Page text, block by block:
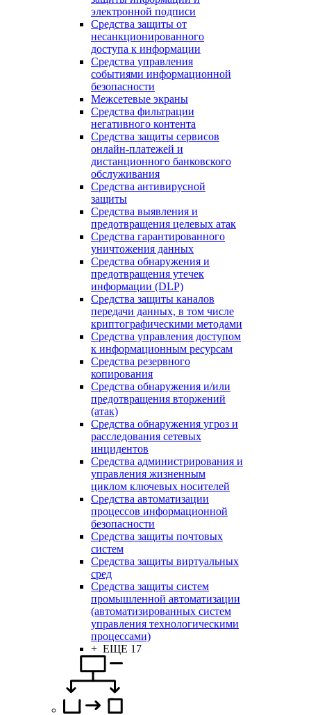
электронной подписи
Средства защиты от
несанкционированного
доступа к информации
Средства управления
событиями информационной
безопасности
Межсетевые экраны
Средства фильтрации
негативного контента
Средства защиты сервисов
онлайн-платежей и
дистанционного банковского
обслуживания
Средства антивирусной
защиты
Средства выявления и
предотвращения целевых атак
Средства гарантированного
уничтожения данных
Средства обнаружения и
предотвращения утечек
информации (DLP)
Средства защиты каналов
передачи данных, в том числе
криптографическими методами
Средства управления доступом
к информационным ресурсам
Средства резервного
копирования
Средства обнаружения и/или
предотвращения вторжений
(атак)
Средства обнаружения угроз и
расследования сетевых
инцидентов
Средства администрирования и
управления жизненным
циклом ключевых носителей
Средства автоматизации
процессов информационной
безопасности
Средства защиты почтовых
систем
Средства защиты виртуальных
сред
Средства защиты систем
промышленной автоматизации
(автоматизированных систем
управления технологическими
процессами)
+ ЕЩЕ 17